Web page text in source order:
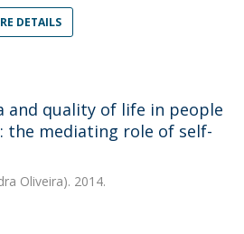
DETAILS
and quality of life in people
the mediating role of self-
Oliveira). 2014.